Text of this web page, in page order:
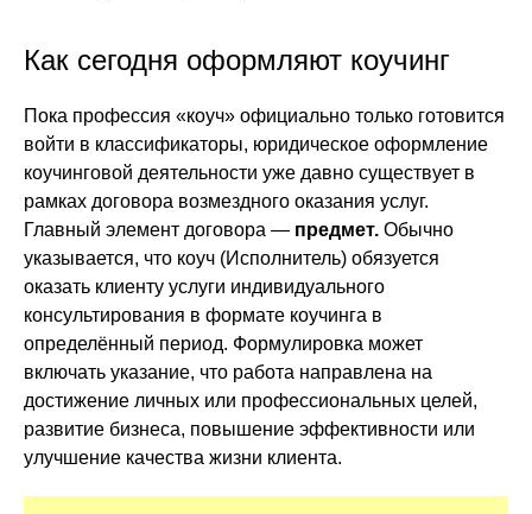
Как сегодня оформляют коучинг
Пока профессия «коуч» официально только готовится
войти в классификаторы, юридическое оформление
коучинговой деятельности уже давно существует в
рамках договора возмездного оказания услуг.
Главный элемент договора — предмет. Обычно
указывается, что коуч (Исполнитель) обязуется
оказать клиенту услуги индивидуального
консультирования в формате коучинга в
определённый период. Формулировка может
включать указание, что работа направлена на
достижение личных или профессиональных целей,
развитие бизнеса, повышение эффективности или
улучшение качества жизни клиента.